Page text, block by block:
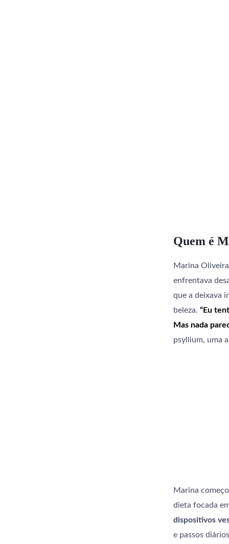
Quem é
Marina
enfrentava
que a deixava
beleza.“Eu
Mas nada
psyllium, uma
Marina
dieta focada
dispositivos
e passos